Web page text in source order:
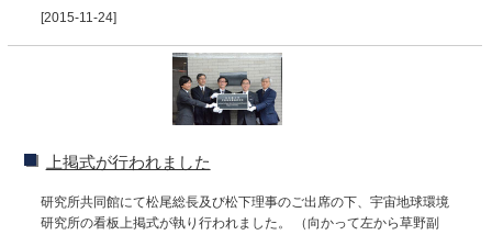
[2015-11-24]
上掲式が行われました
研究所共同館にて松尾総長及び松下理事のご出席の下、宇宙地球環境
研究所の看板上掲式が執り行われました。 （向かって左から草野副